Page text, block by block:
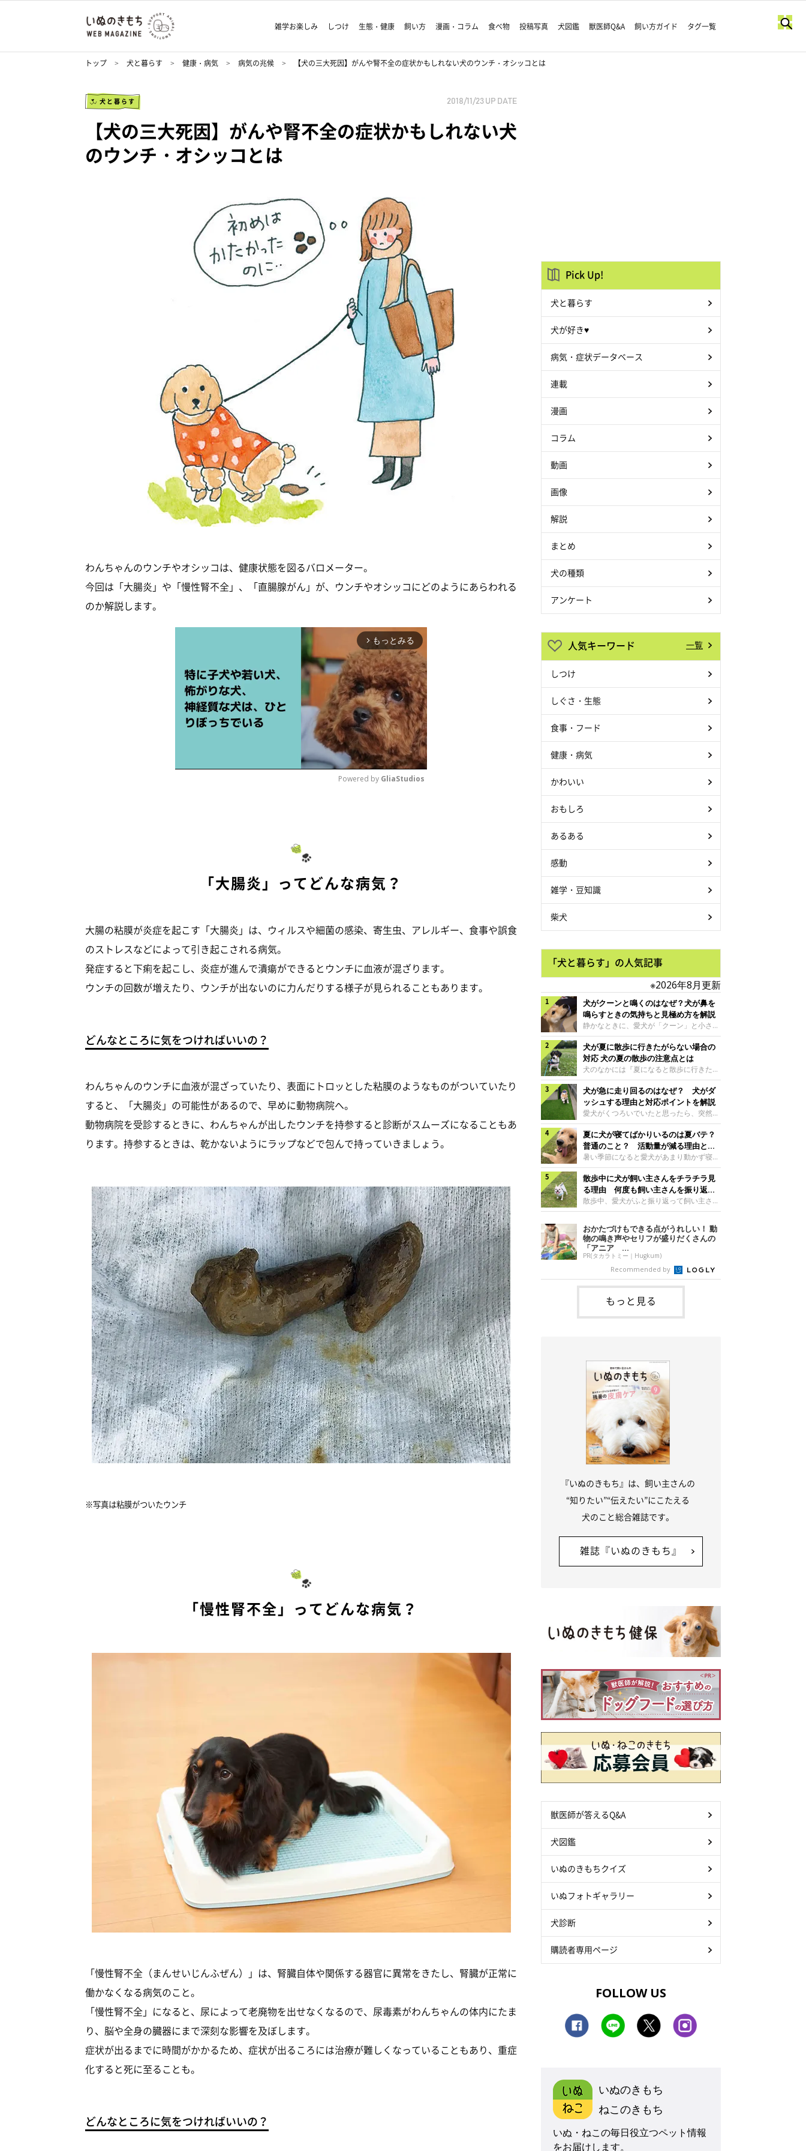
雑学お楽しみ しつけ 生態・健康 飼い方 漫画・コラム 食べ物 投稿写真 犬図鑑 獣医師Q&A 飼い方ガイド タグ一覧
トップ 犬と暮らす 健康・病気 病気の兆候 【犬の三大死因】がんや腎不全の症状かもしれない犬のウンチ・オシッコとは
犬と暮らす 2018/11/23 UP DATE
【犬の三大死因】がんや腎不全の症状かもしれない犬
のウンチ・オシッコとは
わんちゃんのウンチやオシッコは、健康状態を図るバロメーター。
今回は「大腸炎」や「慢性腎不全」、「直腸腺がん」が、ウンチやオシッコにどのようにあらわれる
のか解説します。
arrow_forward_ios もっとみる
Powered by GliaStudios
「大腸炎」ってどんな病気？
大腸の粘膜が炎症を起こす「大腸炎」は、ウィルスや細菌の感染、寄生虫、アレルギー、食事や誤食
のストレスなどによって引き起こされる病気。
発症すると下痢を起こし、炎症が進んで潰瘍ができるとウンチに血液が混ざります。
ウンチの回数が増えたり、ウンチが出ないのに力んだりする様子が見られることもあります。
どんなところに気をつければいいの？
わんちゃんのウンチに血液が混ざっていたり、表面にトロッとした粘膜のようなものがついていたり
すると、「大腸炎」の可能性があるので、早めに動物病院へ。
動物病院を受診するときに、わんちゃんが出したウンチを持参すると診断がスムーズになることもあ
ります。持参するときは、乾かないようにラップなどで包んで持っていきましょう。
※写真は粘膜がついたウンチ
「慢性腎不全」ってどんな病気？
「慢性腎不全（まんせいじんふぜん）」は、腎臓自体や関係する器官に異常をきたし、腎臓が正常に
働かなくなる病気のこと。
「慢性腎不全」になると、尿によって老廃物を出せなくなるので、尿毒素がわんちゃんの体内にたま
り、脳や全身の臓器にまで深刻な影響を及ぼします。
症状が出るまでに時間がかかるため、症状が出るころには治療が難しくなっていることもあり、重症
化すると死に至ることも。
どんなところに気をつければいいの？
Pick Up!
犬と暮らす
犬が好き♥
病気・症状データベース
連載
漫画
コラム
動画
画像
解説
まとめ
犬の種類
アンケート
人気キーワード 一覧
しつけ
しぐさ・生態
食事・フード
健康・病気
かわいい
おもしろ
あるある
感動
雑学・豆知識
柴犬
「犬と暮らす」の人気記事
※2026年8月更新
犬がクーンと鳴くのはなぜ？犬が鼻を
鳴らすときの気持ちと見極め方を解説
静かなときに、愛犬が「クーン」と小さく
鳴いたり、鼻を鳴らすような音を出したり
することはありませんか？ 大きく吠える
わけではない分、「不安なの？それとも何
かお願いしているの？」と気になる飼い主
さんもいるかもしれません。今回は、犬が
クーンと鳴く理由や鼻鳴らしの背景、見極
め方と対応のポイントなどについて、いぬ
のきもち獣医師相談室の原 駿太朗先生に
伺いました。クーンと鳴くのはどんな気持
ち？いぬのきもち投稿写真ギャラリー犬が
クーンと小さく鳴くときは、何らかの感情
を伝えようとしている場合があると考えら
れています。大
犬が夏に散歩に行きたがらない場合の
対応 犬の夏の散歩の注意点とは
犬のなかには『夏になると散歩に行きたが
らない、歩かなくなる』『暑い季節は散歩
の気配を察すると涼しい部屋から出ようと
しない』など散歩に行きたがらないコもい
るようです。愛犬の運動をさせてあげたい
のに、散歩に行きたがらない。このような
場合はどう対応すればよいのでしょうか？
「愛犬が夏に散歩に行きたがらない場合の
対応」について、いぬのきもち獣医師相談
室の白山さとこ先生に聞きました。Q.夏に
犬の散歩に行くときの注意点は？ いぬの
きもち投稿写真ギャラリーーー夏に愛犬と
散歩に行くときは、どのようなことに注意
をするとよい
犬が急に走り回るのはなぜ？ 犬がダ
ッシュする理由と対応ポイントを解説
愛犬がくつろいでいたと思ったら、突然部
屋の中を走り回り始める――そんな様子に
驚いたことはありませんか？ 急な動きに
「何が起きているの？」と戸惑う飼い主さ
んも多いでしょう。落ち着いていたはずな
のに、急にスイッチが入ったように見える
と不安になることもあります。今回は、犬
が急に走り回る理由や見極め方などについ
て、いぬのきもち獣医師相談室の岡本りさ
先生に伺いました。犬が急に走り回るのは
ラリー犬が突然走り回る行動は、必ずしも
珍しいものではないと考えられています。
体にたまったエ
夏に犬が寝てばかりいるのは夏バテ？
普通のこと？ 活動量が減る理由と対
策とは
暑い季節になると愛犬があまり動かず寝て
ばかりだと感じる飼い主さんはいません
か？その様子に、愛犬が夏バテで疲れてい
るのか、元気がないのかなど不安に感じる
方もいるのではないかと思います。 で
は、犬が寝てばかりいるときに対処が必要
かを見極める方法はあるのでしょうか？
「犬の活動量が夏に減る理由と対策」につ
いて、いぬのきもち獣医師相談室の山口み
き先生に話を聞きました。Q. 夏に犬の活
動量が減る理由は？ いぬのきもち投稿写
真ギャラリーーー夏に愛犬の活動量が減る
と感じる飼い主さんもいるようです。理由
としてどのようなこ
散歩中に犬が飼い主さんをチラチラ見
る理由 何度も飼い主さんを振り返る
のはなぜ？
散歩中、愛犬がふと振り返って飼い主さん
の様子を確認する…そんな場面に心当たり
はありませんか？ 何度もチラチラ見られ
ると、「何か気になることがあるの？」
「ちゃんと歩けているかな」と不安になる
ことがあるかもしれません。愛犬が歩きな
がら飼い主さんを振り返るしぐさには、ど
んな気持ちが隠れているのでしょうか。今
回は、犬が散歩中に飼い主さんを確認する
理由や注意すべきサインの見極めかた、対
応のポイントなどについて、いぬのきもち
獣医師相談室の原 駿太朗先生に伺いまし
おかたづけもできる点がうれしい！ 動
物の鳴き声やセリフが盛りだくさんの
「アニア ...
PR(タカラトミー｜Hugkum)
Recommended by
もっと見る
『いぬのきもち』は、飼い主さんの
“知りたい”“伝えたい”にこたえる
犬のこと総合雑誌です。
雑誌『いぬのきもち』
獣医師が答えるQ&A
犬図鑑
いぬのきもちクイズ
いぬフォトギャラリー
犬診断
購読者専用ページ
FOLLOW US
いぬのきもち
ねこのきもち
いぬ・ねこの毎日役立つペット情報
をお届けします。